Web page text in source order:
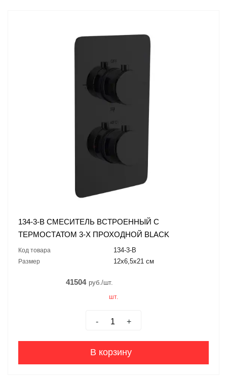
134-3-B СМЕСИТЕЛЬ ВСТРОЕННЫЙ С
ТЕРМОСТАТОМ 3-Х ПРОХОДНОЙ BLACK
Код товара 134-3-B
Размер 12x6,5x21 см
41504 руб./шт.
шт.
- +
В корзину